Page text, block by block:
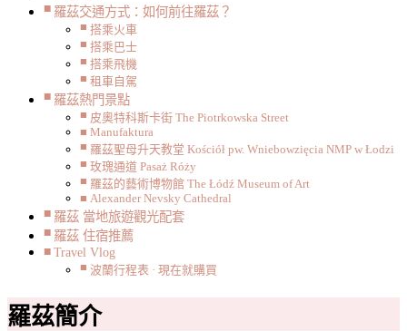
羅茲交通方式：如何前往羅茲？
搭乘火車
搭乘巴士
搭乘飛機
租車自駕
羅茲熱門景點
皮奧特科斯卡街 The Piotrkowska Street
Manufaktura
羅茲聖母升天教堂 Kościół pw. Wniebowzięcia NMP w Łodzi
玫瑰通道 Pasaż Róży
羅茲的藝術博物館 The Łódź Museum of Art
Alexander Nevsky Cathedral
羅茲 當地旅遊觀光配套
羅茲 住宿推薦
Travel Vlog
波蘭行程表 · 現在就購買
羅茲簡介